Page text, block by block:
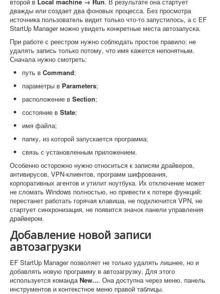
дважды или создает два фоновых процесса. Без просмотра
источника пользователь видит только что-то запустилось, а с EF
StartUp Manager можно увидеть конкретные места автозапуска.
При работе с реестром нужно соблюдать простое правило: не
удалять запись только потому, что имя кажется непонятным.
Сначала нужно смотреть:
путь в Command;
параметры в Parameters;
расположение в Section;
состояние в State;
имя файла;
папку, из которой запускается программа;
связь с установленным приложением.
Особенно осторожно нужно относиться к записям драйверов,
антивирусов, VPN-клиентов, программ шифрования,
корпоративных агентов и утилит ноутбука. Их отключение может
не сломать Windows полностью, но привести к потере функций:
перестанет работать горячая клавиша, не подключится VPN, не
стартует синхронизация, не появится значок панели управления
драйвером.
Добавление новой записи
автозагрузки
EF StartUp Manager позволяет не только удалять лишнее, но и
добавлять новую программу в автозагрузку. Для этого
используется команда New.... Она доступна через меню, панель
инструментов и контекстное меню правой таблицы.